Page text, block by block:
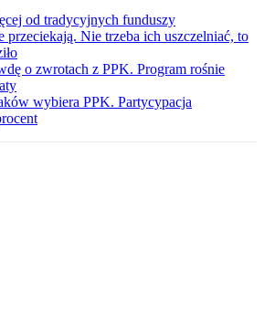
od tradycyjnych funduszy
przeciekają. Nie trzeba ich uszczelniać, to
o zwrotach z PPK. Program rośnie
wybiera PPK. Partycypacja